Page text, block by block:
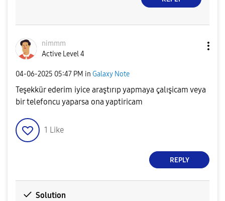
nimmm
Active Level 4
‎04-06-2025 05:47 PM in Galaxy Note
Teşekkür ederim iyice araştırıp yapmaya çalışicam veya
bir telefoncu yaparsa ona yaptiricam
1 Like
REPLY
Solution